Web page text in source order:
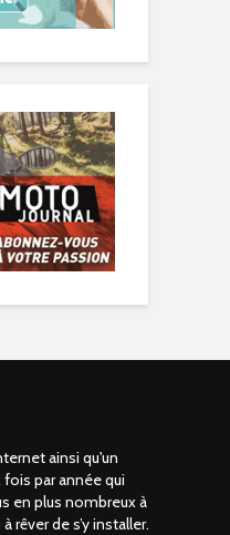
ainsi qu'un
par année qui
en plus nombreux à
rêver de s’y installer.